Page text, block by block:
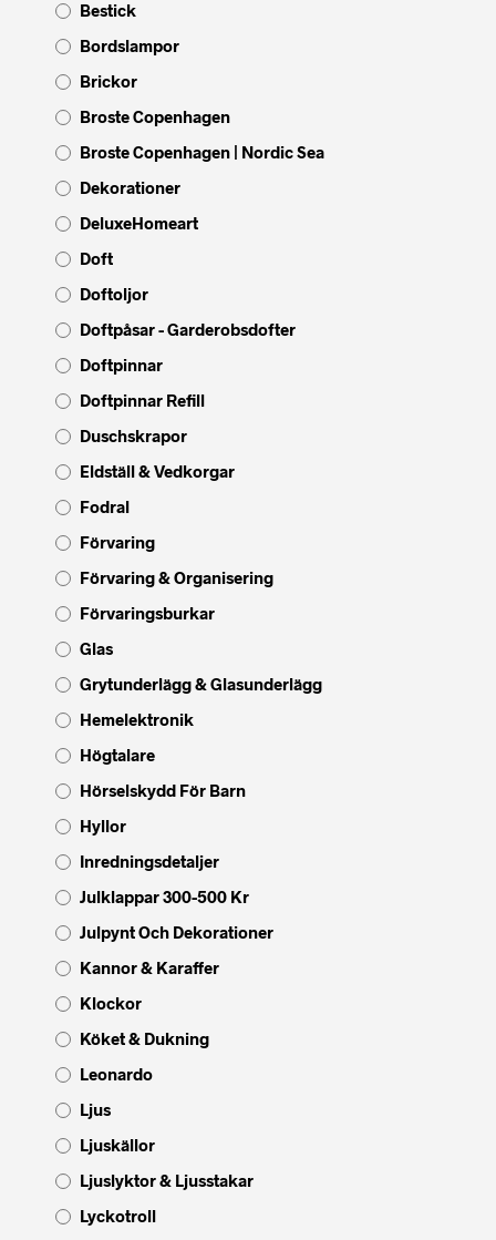
Bestick
Bordslampor
Brickor
Broste Copenhagen
Broste Copenhagen | Nordic Sea
Dekorationer
DeluxeHomeart
Doft
Doftoljor
Doftpåsar - Garderobsdofter
Doftpinnar
Doftpinnar Refill
Duschskrapor
Eldställ & Vedkorgar
Fodral
Förvaring
Förvaring & Organisering
Förvaringsburkar
Glas
Grytunderlägg & Glasunderlägg
Hemelektronik
Högtalare
Hörselskydd För Barn
Hyllor
Inredningsdetaljer
Julklappar 300-500 Kr
Julpynt Och Dekorationer
Kannor & Karaffer
Klockor
Köket & Dukning
Leonardo
Ljus
Ljuskällor
Ljuslyktor & Ljusstakar
Lyckotroll